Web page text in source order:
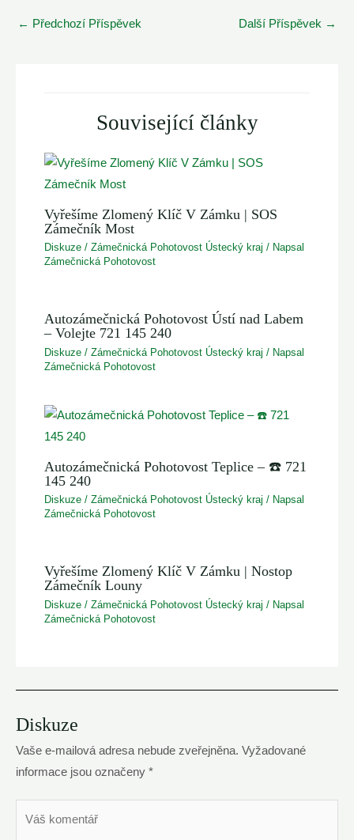
Post
← Předchozí Příspěvek Další Příspěvek →
Související články
Vyřešíme Zlomený Klíč V Zámku | SOS
Zámečník Most
Diskuze /Zámečnická Pohotovost Ústecký kraj / Napsal
Zámečnická Pohotovost
Autozámečnická Pohotovost Ústí nad Labem
– Volejte 721 145 240
Diskuze /Zámečnická Pohotovost Ústecký kraj / Napsal
Zámečnická Pohotovost
Autozámečnická Pohotovost Teplice – ☎️ 721
145 240
Diskuze /Zámečnická Pohotovost Ústecký kraj / Napsal
Zámečnická Pohotovost
Vyřešíme Zlomený Klíč V Zámku | Nostop
Zámečník Louny
Diskuze /Zámečnická Pohotovost Ústecký kraj / Napsal
Zámečnická Pohotovost
Diskuze
Vaše e-mailová adresa nebude zveřejněna. Vyžadované
informace jsou označeny *